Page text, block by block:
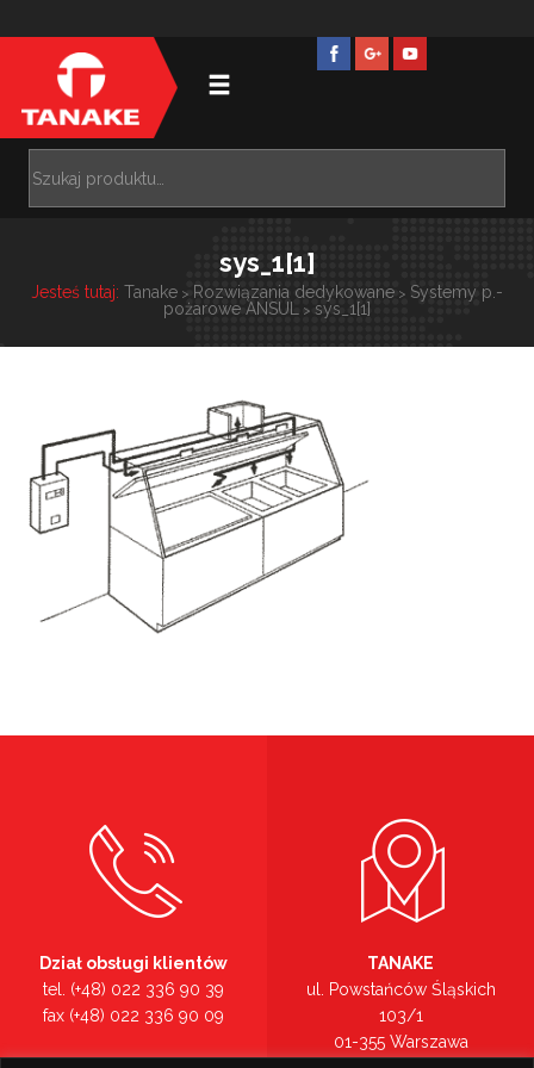
sys_1[1]
Jesteś tutaj: Tanake > Rozwiązania dedykowane > Systemy p.-
pożarowe ANSUL
> sys_1[1]
Dział obsługi klientów
tel. (+48) 022 336 90 39
fax (+48) 022 336 90 09
TANAKE
ul. Powstańców Śląskich
103/1
01-355 Warszawa